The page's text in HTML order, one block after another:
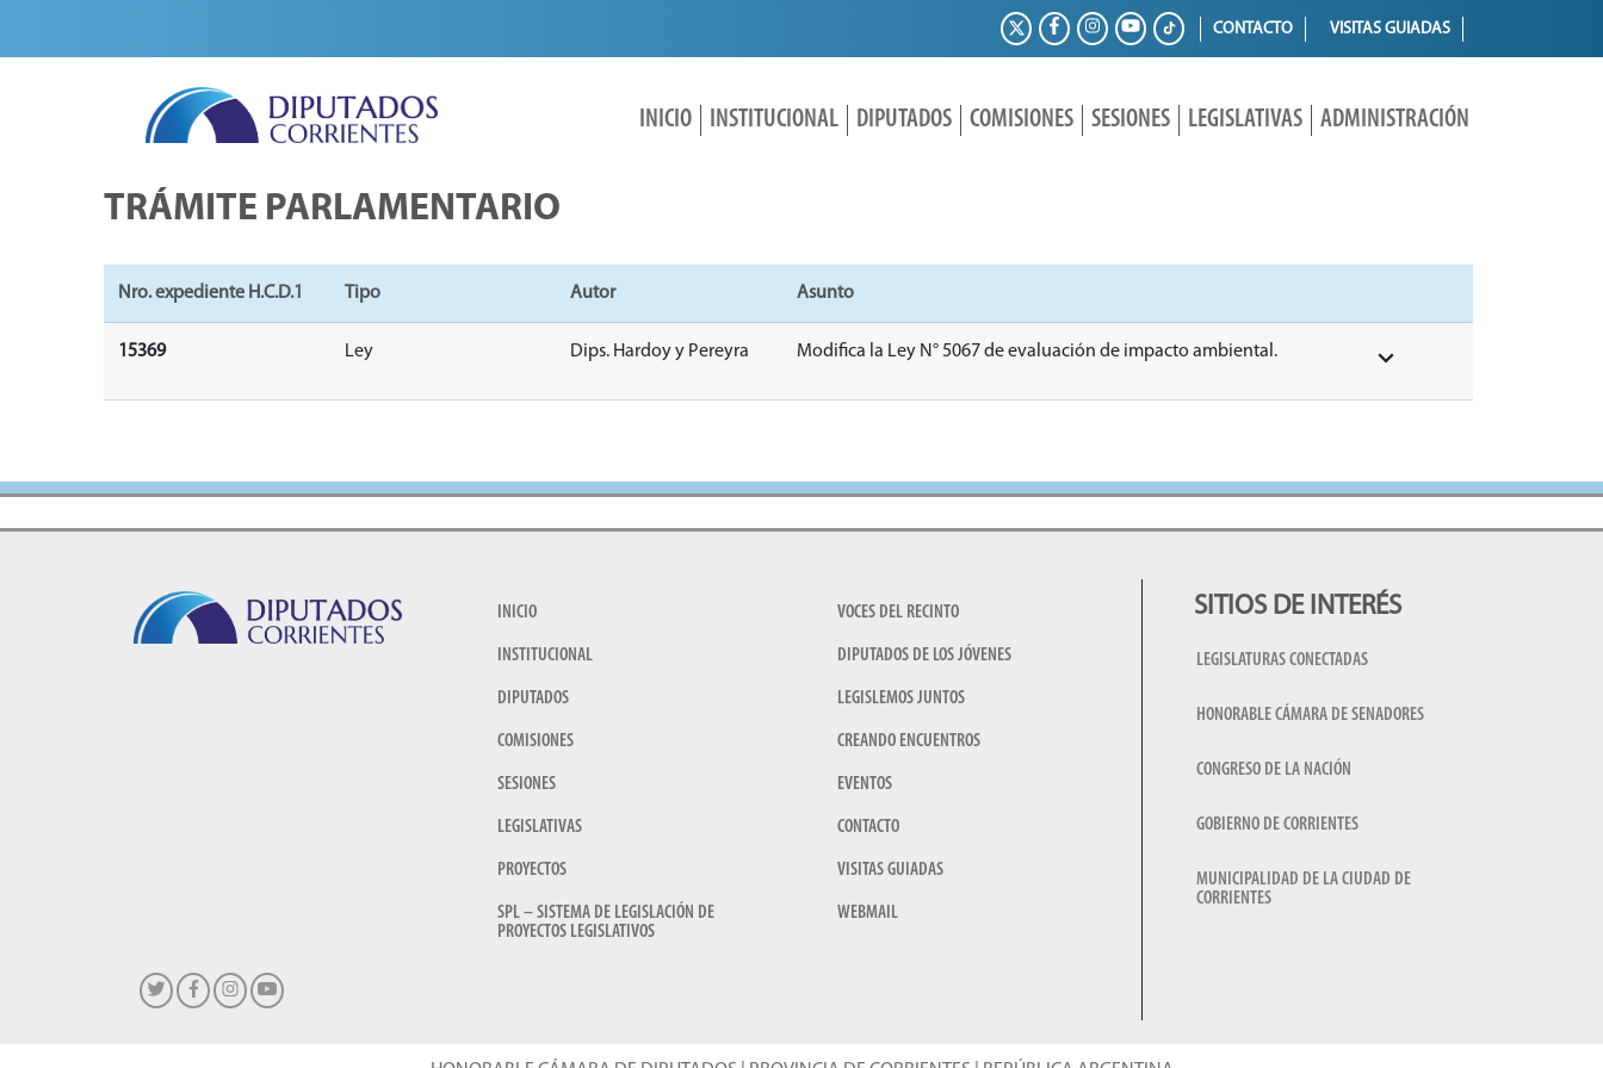
CONTACTO VISITAS GUIADAS
INICIO INSTITUCIONAL DIPUTADOS COMISIONES SESIONES LEGISLATIVAS ADMINISTRACIÓN
TRÁMITE PARLAMENTARIO
Nro. expediente H.C.D.1 Tipo Autor Asunto
15369 Ley Dips. Hardoy y Pereyra Modifica la Ley N° 5067 de evaluación de impacto ambiental.
INICIO
INSTITUCIONAL
DIPUTADOS
COMISIONES
SESIONES
LEGISLATIVAS
PROYECTOS
SPL – SISTEMA DE LEGISLACIÓN DE
PROYECTOS LEGISLATIVOS
VOCES DEL RECINTO
DIPUTADOS DE LOS JÓVENES
LEGISLEMOS JUNTOS
CREANDO ENCUENTROS
EVENTOS
CONTACTO
VISITAS GUIADAS
WEBMAIL
SITIOS DE INTERÉS
LEGISLATURAS CONECTADAS
HONORABLE CÁMARA DE SENADORES
CONGRESO DE LA NACIÓN
GOBIERNO DE CORRIENTES
MUNICIPALIDAD DE LA CIUDAD DE
CORRIENTES